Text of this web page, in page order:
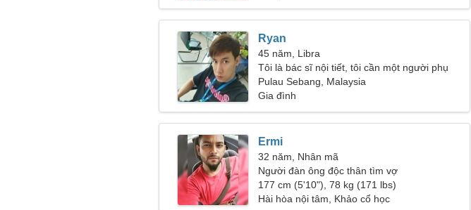
Ryan
45 năm, Libra
Tôi là bác sĩ nội tiết, tôi cần một người phụ
nữ vui vẻ
Pulau Sebang, Malaysia
Gia đình
Ermi
32 năm, Nhân mã
Người đàn ông độc thân tìm vợ
177 cm (5'10"), 78 kg (171 lbs)
Hài hòa nội tâm, Khảo cổ học